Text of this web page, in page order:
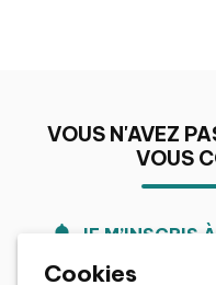
VOUS N'AVEZ
VOUS
JE M’INSCRIS
Choisir un
Cookies